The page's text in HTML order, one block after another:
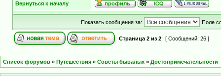
Вернуться к началу
Показать сообщения за: Поле
Страница 2 из 2 [ Сообщений: 26 ]
Список форумов » Путешествия » Советы бывалых » Достопримечательности